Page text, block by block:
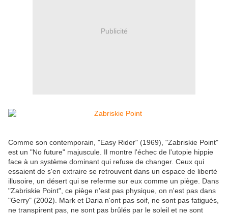
Publicité
Comme son contemporain, "Easy Rider" (1969), "Zabriskie Point"
est un "No future" majuscule. Il montre l'échec de l'utopie hippie
face à un système dominant qui refuse de changer. Ceux qui
essaient de s'en extraire se retrouvent dans un espace de liberté
illusoire, un désert qui se referme sur eux comme un piège. Dans
"Zabriskie Point", ce piège n'est pas physique, on n'est pas dans
"Gerry" (2002). Mark et Daria n'ont pas soif, ne sont pas fatigués,
ne transpirent pas, ne sont pas brûlés par le soleil et ne sont